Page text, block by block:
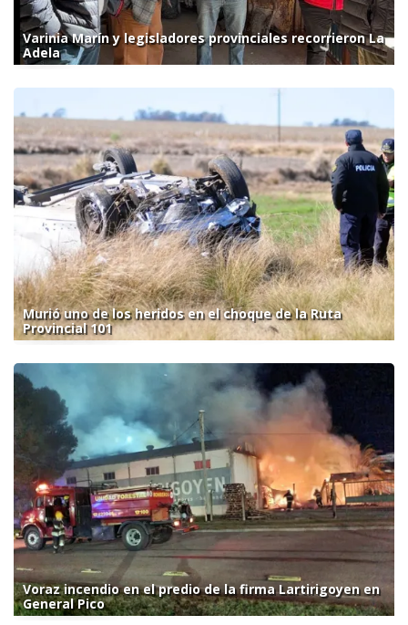
Varinia Marín y legisladores provinciales recorrieron La
Adela
Murió uno de los heridos en el choque de la Ruta
Provincial 101
Voraz incendio en el predio de la firma Lartirigoyen en
General Pico